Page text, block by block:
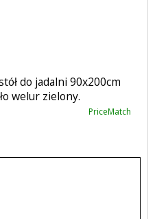
do jadalni 90x200cm
welur zielony.
PriceMatch